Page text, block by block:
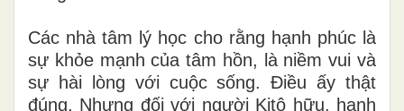
Các nhà tâm lý học cho rằng hạnh phúc là
sự khỏe mạnh của tâm hồn, là niềm vui và
sự hài lòng với cuộc sống. Điều ấy thật
đúng. Nhưng đối với người Kitô hữu, hạnh